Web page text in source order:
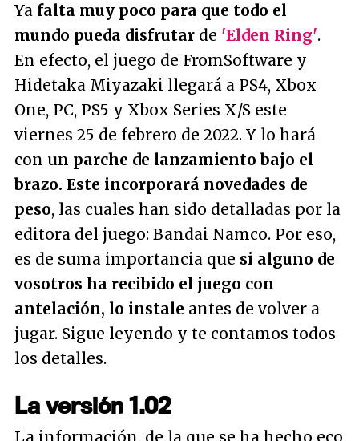
Ya falta muy poco para que todo el
mundo pueda disfrutar de 'Elden Ring'.
En efecto, el juego de FromSoftware y
Hidetaka Miyazaki llegará a PS4, Xbox
One, PC, PS5 y Xbox Series X/S este
viernes 25 de febrero de 2022. Y lo hará
con un parche de lanzamiento bajo el
brazo. Este incorporará novedades de
peso, las cuales han sido detalladas por la
editora del juego: Bandai Namco. Por eso,
es de suma importancia que si alguno de
vosotros ha recibido el juego con
antelación, lo instale antes de volver a
jugar. Sigue leyendo y te contamos todos
los detalles.
La versión 1.02
La información, de la que se ha hecho eco